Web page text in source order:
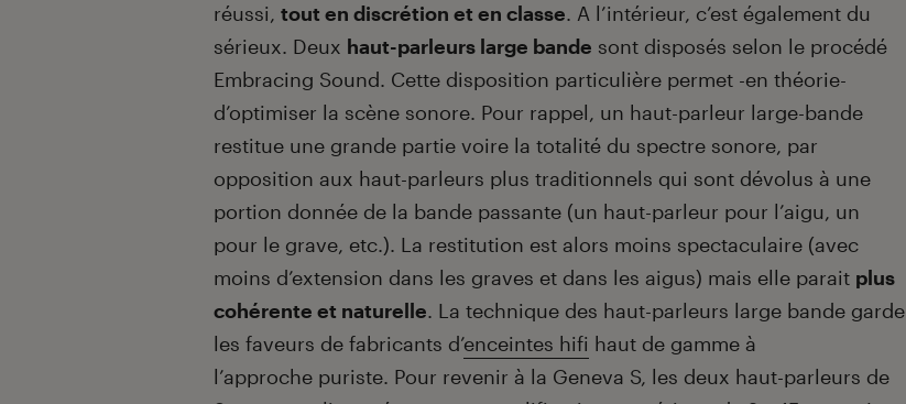
réussi, tout en discrétion et en classe. A l’intérieur, c’est également du
sérieux. Deux haut-parleurs large bande sont disposés selon le procédé
Embracing Sound. Cette disposition particulière permet -en théorie-
d’optimiser la scène sonore. Pour rappel, un haut-parleur large-bande
restitue une grande partie voire la totalité du spectre sonore, par
opposition aux haut-parleurs plus traditionnels qui sont dévolus à une
portion donnée de la bande passante (un haut-parleur pour l’aigu, un
pour le grave, etc.). La restitution est alors moins spectaculaire (avec
moins d’extension dans les graves et dans les aigus) mais elle parait plus
cohérente et naturelle. La technique des haut-parleurs large bande garde
les faveurs de fabricants d’enceintes hifi haut de gamme à
l’approche puriste. Pour revenir à la Geneva S, les deux haut-parleurs de